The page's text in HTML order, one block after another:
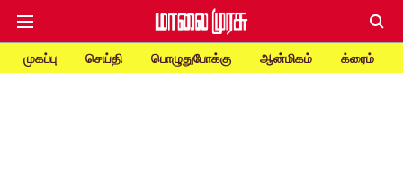
முகப்பு செய்தி பொழுதுபோக்கு ஆன்மிகம் க்ரைம்